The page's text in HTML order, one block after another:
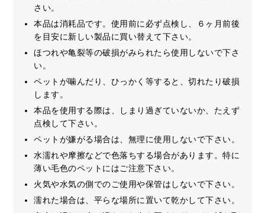
さい。
本品は消耗品です。使用前に必ず点検し、６ヶ月前後
を目安に新しい製品に買い替えて下さい。
ほつれや亀裂等の破損がみられたら使用しないで下さ
い。
ペットが噛んだり、ひっかく等すると、切れたり破損
します。
本品を使用する際は、しまり過ぎていないか、たえず
点検して下さい。
ペットが嫌がる場合は、無理に使用しないで下さい。
水濡れや摩擦などで色落ちする場合があります。特に
薄い毛色のペットにはご注意下さい。
火気や水気の側でのご使用や保管はしないで下さい。
濡れた場合は、平らな場所に置いて乾かして下さい。